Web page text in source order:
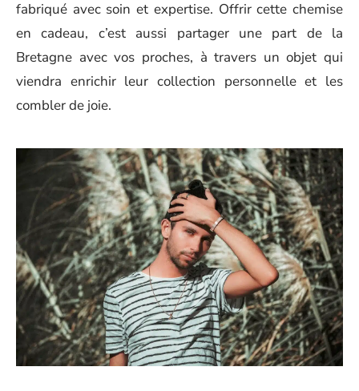
fabriqué avec soin et expertise. Offrir cette chemise
en cadeau, c’est aussi partager une part de la
Bretagne avec vos proches, à travers un objet qui
viendra enrichir leur collection personnelle et les
combler de joie.